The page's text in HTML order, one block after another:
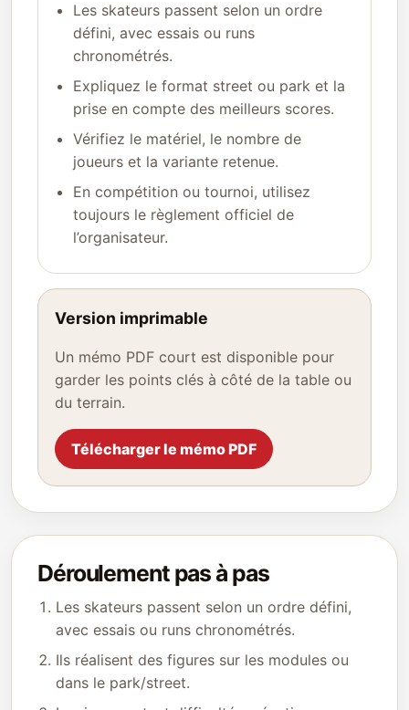
Les skateurs passent selon un ordre
défini, avec essais ou runs
chronométrés.
Expliquez le format street ou park et la
prise en compte des meilleurs scores.
Vérifiez le matériel, le nombre de
joueurs et la variante retenue.
En compétition ou tournoi, utilisez
toujours le règlement officiel de
l’organisateur.
Version imprimable
Un mémo PDF court est disponible pour
garder les points clés à côté de la table ou
du terrain.
Télécharger le mémo PDF
Déroulement pas à pas
Les skateurs passent selon un ordre défini,
avec essais ou runs chronométrés.
Ils réalisent des figures sur les modules ou
dans le park/street.